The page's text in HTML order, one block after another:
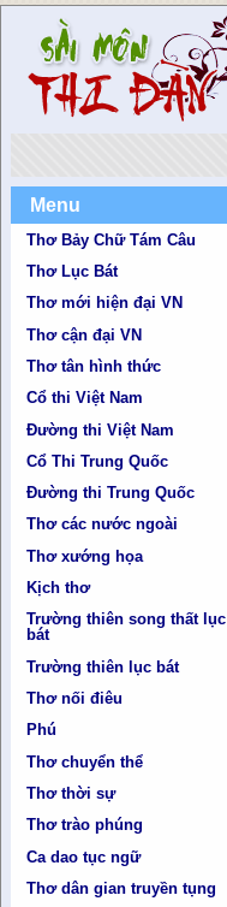
Menu
Thơ Bảy Chữ Tám Câu
Thơ Lục Bát
Thơ mới hiện đại VN
Thơ cận đại VN
Thơ tân hình thức
Cổ thi Việt Nam
Đường thi Việt Nam
Cổ Thi Trung Quốc
Đường thi Trung Quốc
Thơ các nước ngoài
Thơ xướng họa
Kịch thơ
Trường thiên song thất lục
bát
Trường thiên lục bát
Thơ nối điêu
Phú
Thơ chuyển thể
Thơ thời sự
Thơ trào phúng
Ca dao tục ngữ
Thơ dân gian truyền tụng